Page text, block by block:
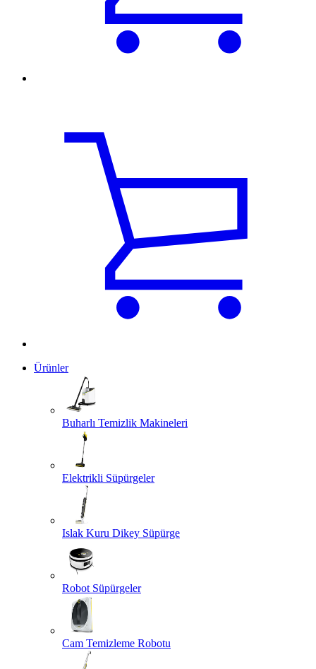
Ürünler
Buharlı Temizlik Makineleri
Elektrikli Süpürgeler
Islak Kuru Dikey Süpürge
Robot Süpürgeler
Cam Temizleme Robotu